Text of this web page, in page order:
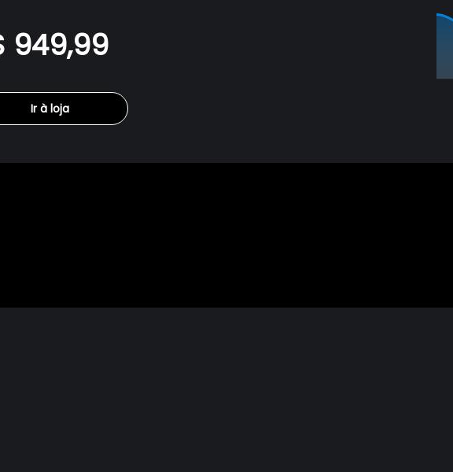
949,99
Ir à loja